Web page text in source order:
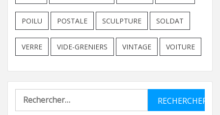
POILU POSTALE SCULPTURE SOLDAT
VERRE VIDE-GRENIERS VINTAGE VOITURE
Rechercher :